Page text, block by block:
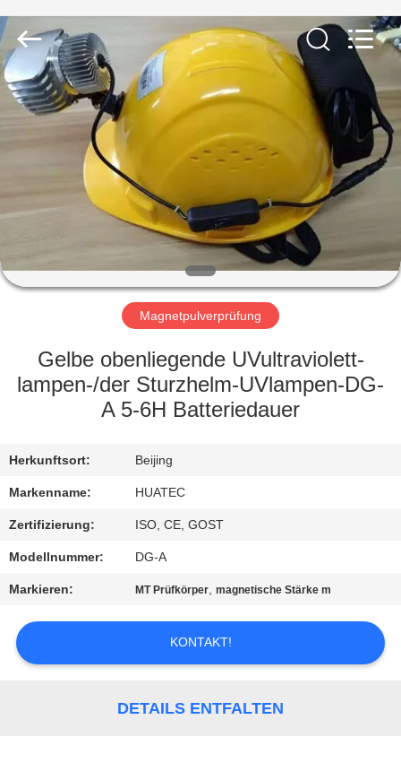
HAUS
PRODUKTE
ÜBER
FABRIK-
AUSFLUG
QUALITÄTSKONTROLLE
SIE
MIT
UNS
IN
VERBINDUNG
FORDERN
SIE EIN
CORPORATION.
All
Rights
Reserved.
Magnetpulverprüfung
Gelbe obenliegende UVultraviolett-
lampen-/der Sturzhelm-UVlampen-DG-
A 5-6H Batteriedauer
Herkunftsort: Beijing
Markenname: HUATEC
Zertifizierung: ISO, CE, GOST
Modellnummer: DG-A
Markieren: MT Prüfkörper,magnetische Stärke m
KONTAKT!
DETAILS ENTFALTEN